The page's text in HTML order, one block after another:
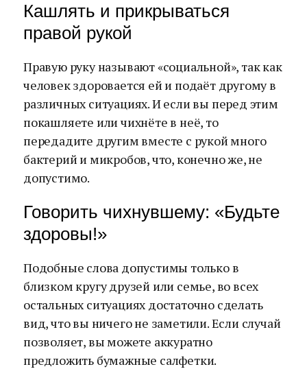
Кашлять и прикрываться
правой рукой
Правую руку называют «социальной», так как
человек здоровается ей и подаёт другому в
различных ситуациях. И если вы перед этим
покашляете или чихнёте в неё, то
передадите другим вместе с рукой много
бактерий и микробов, что, конечно же, не
допустимо.
Говорить чихнувшему: «Будьте
здоровы!»
Подобные слова допустимы только в
близком кругу друзей или семье, во всех
остальных ситуациях достаточно сделать
вид, что вы ничего не заметили. Если случай
позволяет, вы можете аккуратно
предложить бумажные салфетки.